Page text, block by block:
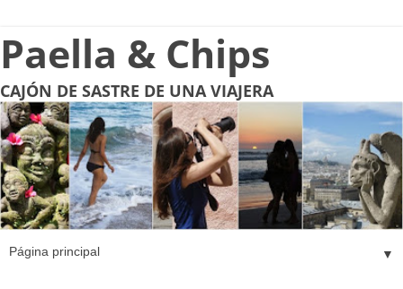
Paella & Chips
CAJÓN DE SASTRE DE UNA VIAJERA
▼